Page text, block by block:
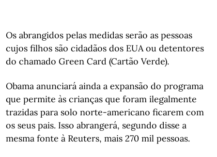
Os abrangidos pelas medidas serão as pessoas
cujos filhos são cidadãos dos EUA ou detentores
do chamado Green Card (Cartão Verde).
Obama anunciará ainda a expansão do programa
que permite às crianças que foram ilegalmente
trazidas para solo norte-americano ficarem com
os seus pais. Isso abrangerá, segundo disse a
mesma fonte à Reuters, mais 270 mil pessoas.